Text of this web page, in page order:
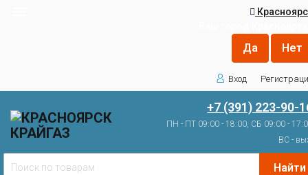
Вход
+7 (391) 223-90-
ПН - ПТ 09:00 - 18:00, СБ 09:00 -
ВС -
Найти